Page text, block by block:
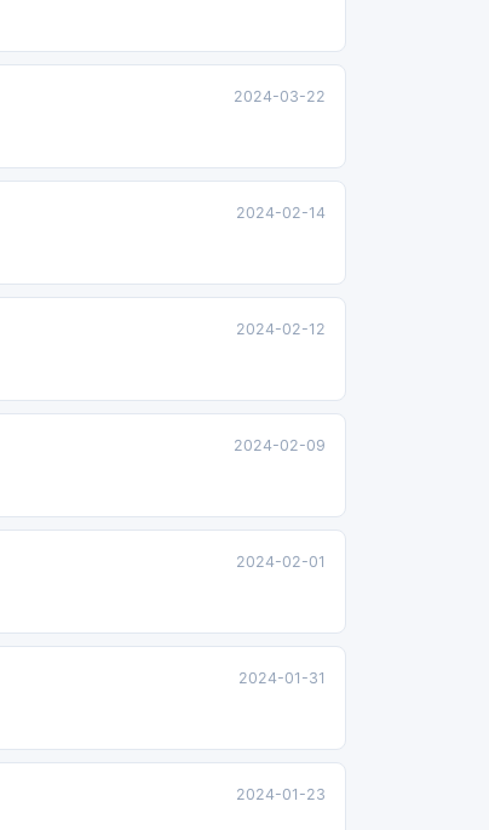
2024-03-22
2024-02-14
2024-02-12
2024-02-09
2024-02-01
2024-01-31
2024-01-23